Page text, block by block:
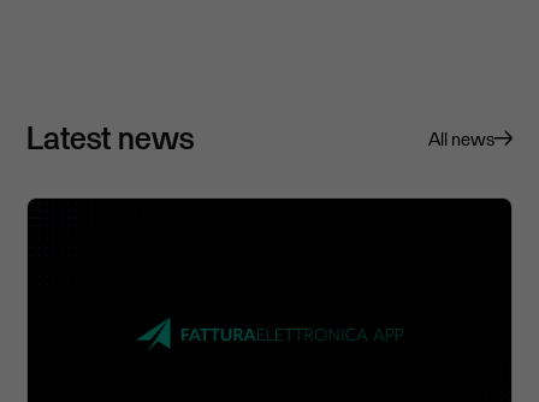
Latest news All news